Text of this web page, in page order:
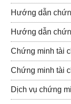
Hướng dẫn
Hướng dẫn
Chứng minh tài
Chứng minh tài
Dịch vụ chứng